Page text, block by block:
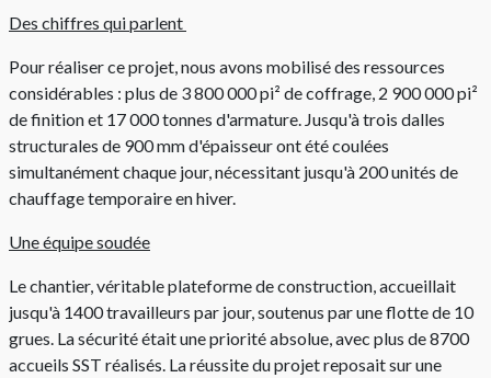
Des chiffres qui parlent
Pour réaliser ce projet, nous avons mobilisé des ressources
considérables : plus de 3 800 000 pi² de coffrage, 2 900 000 pi²
de finition et 17 000 tonnes d'armature. Jusqu'à trois dalles
structurales de 900 mm d'épaisseur ont été coulées
simultanément chaque jour, nécessitant jusqu'à 200 unités de
chauffage temporaire en hiver.
Une équipe soudée
Le chantier, véritable plateforme de construction, accueillait
jusqu'à 1400 travailleurs par jour, soutenus par une flotte de 10
grues. La sécurité était une priorité absolue, avec plus de 8700
accueils SST réalisés. La réussite du projet reposait sur une